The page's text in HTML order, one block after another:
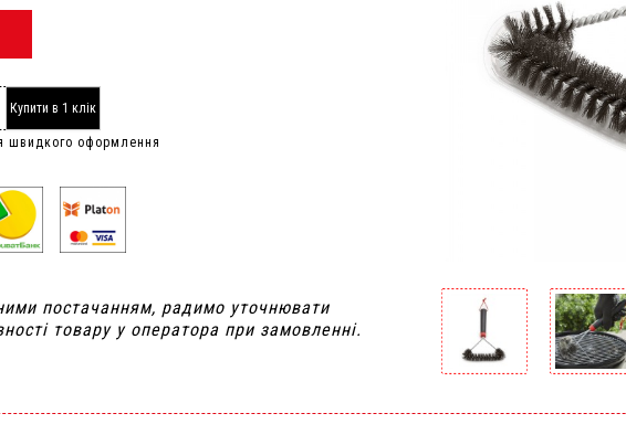
Купити в 1 клік
швидкого оформлення
постачанням, радимо уточнювати
товару у оператора при замовленні.